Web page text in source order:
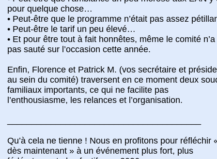
pour quelque chose…
• Peut-être que le programme n’était pas assez
• Peut-être le tarif un peu élevé…
• Et pour être tout à fait honnêtes, même le comité n’a
pas sauté sur l’occasion cette année.
Enfin, Florence et Patrick M. (vos secrétaire et
au sein du comité) traversent en ce moment deux
familiaux importants, ce qui ne facilite pas
l’enthousiasme, les relances et l’organisation.
Qu’à cela ne tienne ! Nous en profitons pour réfléchir
dès maintenant » à un événement plus fort, plus